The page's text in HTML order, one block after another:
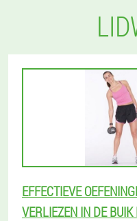
EFFECTIEVE
VERLIEZEN IN DE